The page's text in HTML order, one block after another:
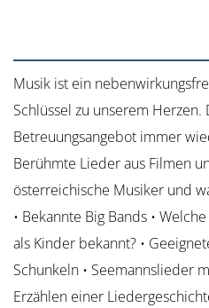
Musik ist ein
Schlüssel zu unserem
Betreuungsangebot immer
Berühmte Lieder aus Filmen
österreichische Musiker und
• Bekannte Big Bands •
als Kinder bekannt? •
Schunkeln • Seemannslieder
Erzählen einer